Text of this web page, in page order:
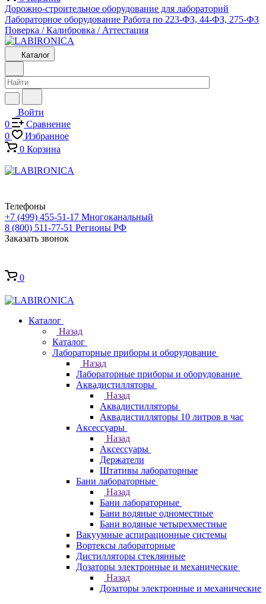
Дорожно-строительное оборудование для лабораторий
Лабораторное оборудование Работа по 223-ФЗ, 44-ФЗ, 275-ФЗ
Поверка / Калибровка / Аттестация
Каталог
Войти
0
Сравнение
0
Избранное
0 Корзина
Телефоны
+7 (499) 455-51-17 Многоканальный
8 (800) 511-77-51 Регионы РФ
Заказать звонок
0
Каталог
Назад
Каталог
Лабораторные приборы и оборудование
Назад
Лабораторные приборы и оборудование
Аквадистилляторы
Назад
Аквадистилляторы
Аквадистилляторы 10 литров в час
Аксессуары
Назад
Аксессуары
Держатели
Штативы лабораторные
Бани лабораторные
Назад
Бани лабораторные
Бани водяные одноместные
Бани водяные четырехместные
Вакуумные аспирационные системы
Вортексы лабораторные
Дистилляторы стеклянные
Дозаторы электронные и механические
Назад
Дозаторы электронные и механические